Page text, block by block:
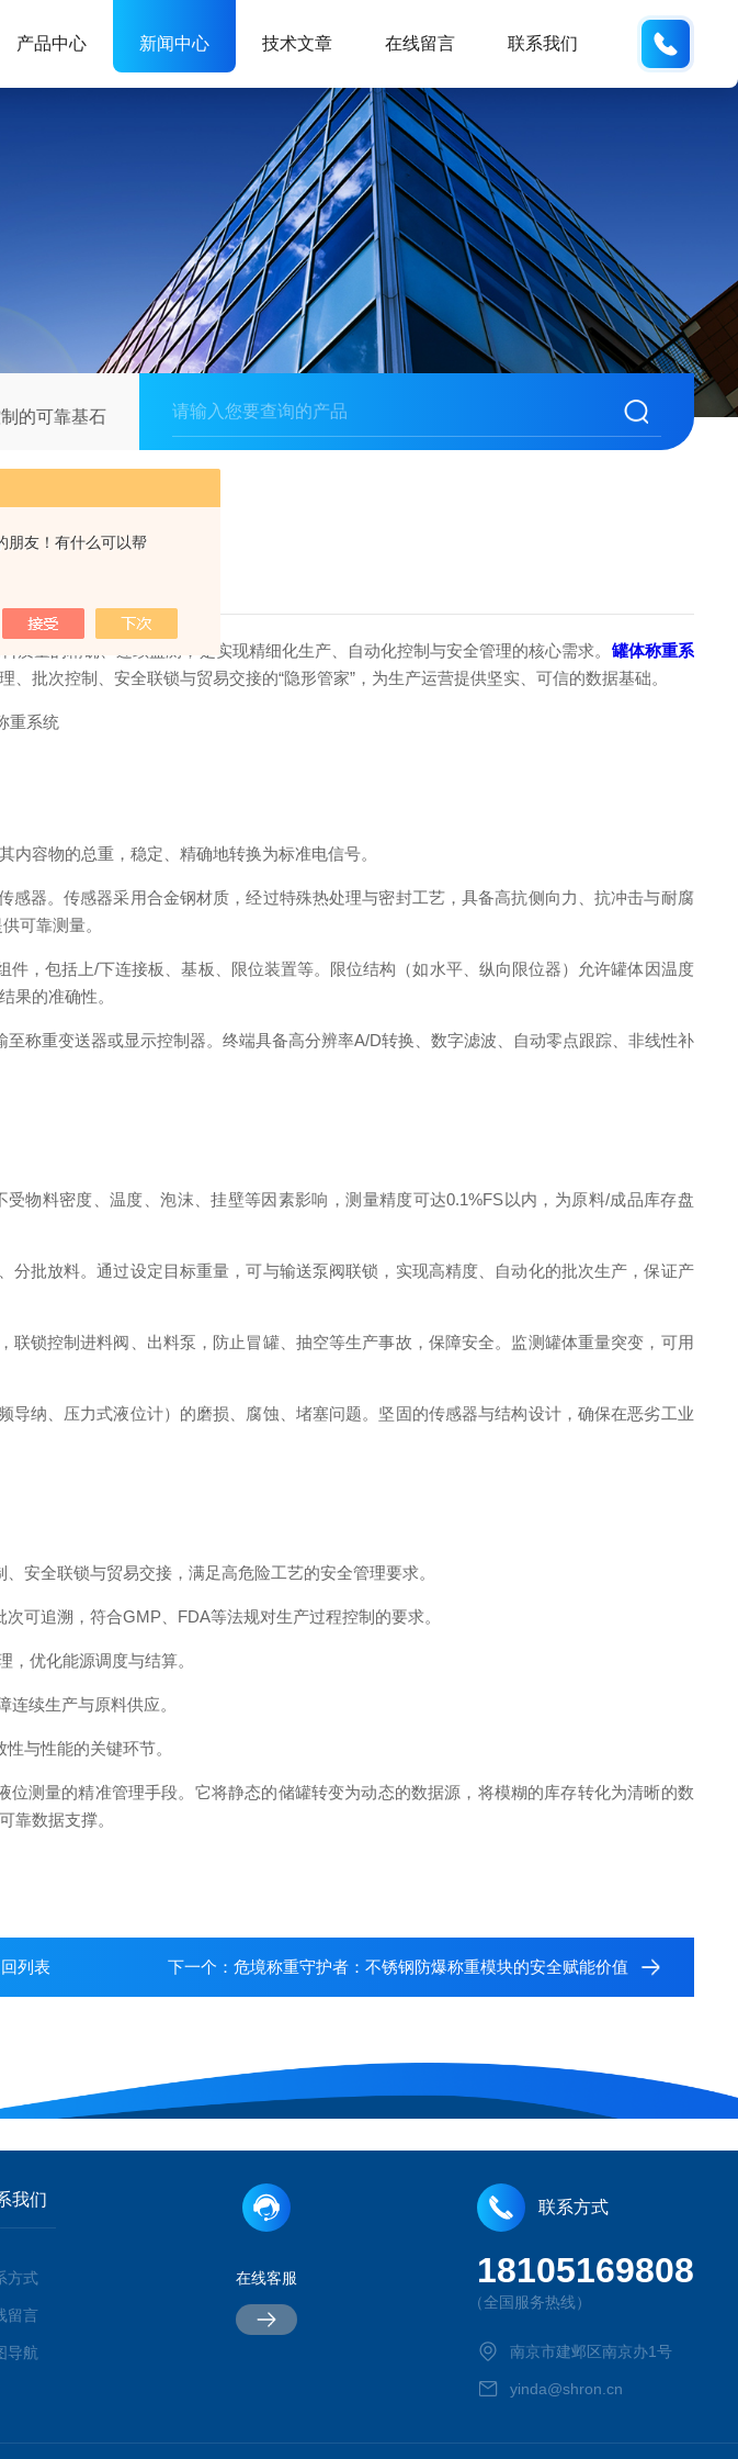
朋友！有什么可以帮
产品中心 新闻中心 技术文章 在线留言 联系我们
的可靠基石
靠基石
量的精确、连续监测，是实现精细化生产、自动化控制与安全管理的核心需求。 罐体称重系
批次控制、安全联锁与贸易交接的“隐形管家”，为生产运营提供坚实、可信的数据基础。
容物的总重，稳定、精确地转换为标准电信号。
。传感器采用合金钢材质，经过特殊热处理与密封工艺，具备高抗侧向力、抗冲击与耐腐
可靠测量。
包括上/下连接板、基板、限位装置等。限位结构（如水平、纵向限位器）允许罐体因温度
果的准确性。
重变送器或显示控制器。终端具备高分辨率A/D转换、数字滤波、自动零点跟踪、非线性补
料密度、温度、泡沫、挂壁等因素影响，测量精度可达0.1%FS​以内，为原料/成品库存盘
放料。通过设定目标重量，可与输送泵阀联锁，实现高精度、自动化的批次生产，保证产
控制进料阀、出料泵，防止冒罐、抽空等生产事故，保障安全。监测罐体重量突变，可用
、压力式液位计）的磨损、腐蚀、堵塞问题。坚固的传感器与结构设计，确保在恶劣工业
全联锁与贸易交接，满足高危险工艺的安全管理要求。
追溯，符合GMP、FDA等法规对生产过程控制的要求。
优化能源调度与结算。
续生产与原料供应。
与性能的关键环节。
量的精准管理手段。它将静态的储罐转变为动态的数据源，将模糊的库存转化为清晰的数
靠数据支撑。
列表 下一个： 危境称重守护者：不锈钢防爆称重模块的安全赋能价值
我们
方式
留言
导航
在线客服
联系方式
18105169808
（全国服务热线）
南京市建邺区南京办1号
yinda@shron.cn